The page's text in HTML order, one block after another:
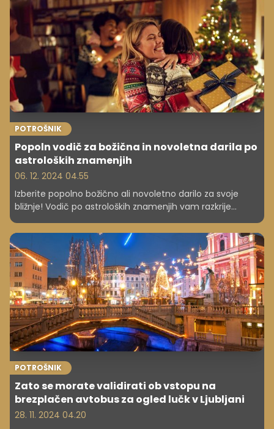
POTROŠNIK
Popoln vodič za božična in novoletna darila po
astroloških znamenjih
06. 12. 2024 04.55
Izberite popolno božično ali novoletno darilo za svoje
bližnje! Vodič po astroloških znamenjih vam razkrije
POTROŠNIK
Zato se morate validirati ob vstopu na
brezplačen avtobus za ogled lučk v Ljubljani
28. 11. 2024 04.20